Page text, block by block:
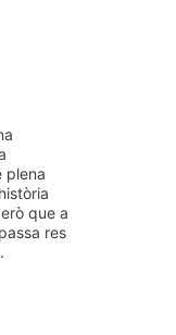
plena
que a
res